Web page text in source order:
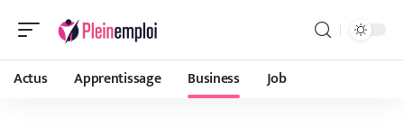
Actus Apprentissage Business Job